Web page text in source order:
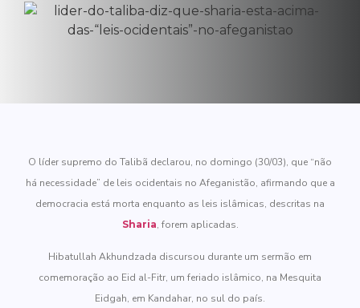
O líder supremo do Talibã declarou, no domingo (30/03), que “não
há necessidade” de leis ocidentais no Afeganistão, afirmando que a
democracia está morta enquanto as leis islâmicas, descritas na
Sharia, forem aplicadas.
Hibatullah Akhundzada discursou durante um sermão em
comemoração ao Eid al-Fitr, um feriado islâmico, na Mesquita
Eidgah, em Kandahar, no sul do país.